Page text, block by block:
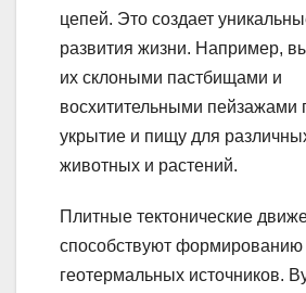
цепей. Это создает
развития жизни. Например,
их склоными пастбищами и
восхитительными пейзажами
укрытие и пищу для
животных и растений.
Плитные тектонические
способствуют формированию
геотермальных источников.